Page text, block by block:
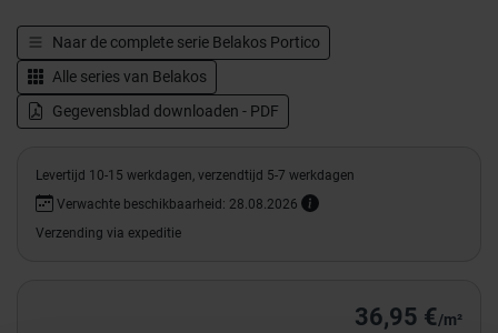
Naar de complete serie Belakos Portico
Alle series van Belakos
Gegevensblad downloaden - PDF
Levertijd 10-15 werkdagen, verzendtijd 5-7 werkdagen
Verwachte beschikbaarheid: 28.08.2026
Verzending via expeditie
36,95 €/m²